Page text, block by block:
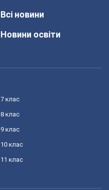
Всі новини
Новини освіти
7 клас
8 клас
9 клас
10 клас
11 клас